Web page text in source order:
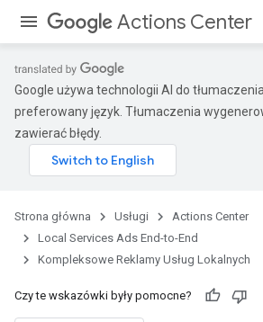
Actions Center
Google używa technologii AI do
preferowany język. Tłumaczenia
zawierać błędy.
Strona główna Usługi
Actions Center
Local Services Ads End-to-End
Kompleksowe Reklamy Usług Lokalnych
Czy te wskazówki były pomocne?